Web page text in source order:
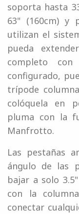
soporta hasta
63" (160cm) y
utilizan el
pueda
completo
configurado,
trípode
colóquela en
pluma con la
Manfrotto.
Las pestañas
ángulo de las
bajar a solo
con la
conectar